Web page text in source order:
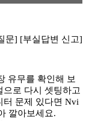
문] [부실답변 신고]
유무를 확인해 보
로 다시 셋팅하고
터 문제 있다면 Nvi
깔아보세요.